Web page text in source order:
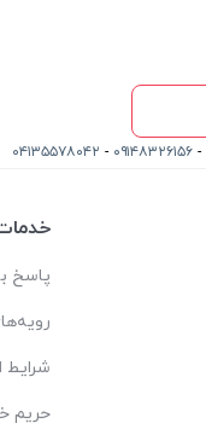
- ۰۹۱۴۸۳۲۶۱۵۶ - ۰۴۱۳۵۵۷۸۰۴۲
پاسخ
شرایط
حریم